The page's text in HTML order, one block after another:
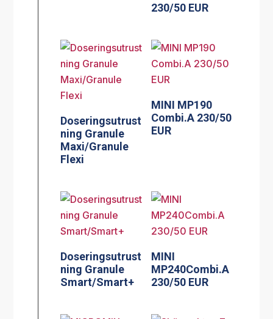
230/50 EUR
Doseringsutrust
ning Granule
Maxi/Granule
Flexi
MINI MP190
Combi.A 230/50
EUR
Doseringsutrust
ning Granule
Smart/Smart+
MINI
MP240Combi.A
230/50 EUR